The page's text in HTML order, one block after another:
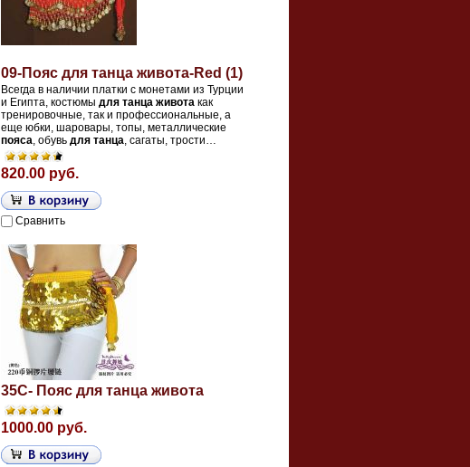
09-Пояс для танца живота-Red (1)
Всегда в наличии платки с монетами из Турции
и Египта, костюмы для танца живота как
тренировочные, так и профессиональные, а
еще юбки, шаровары, топы, металлические
пояса, обувь для танца, сагаты, трости…
820.00 руб.
Сравнить
35C- Пояс для танца живота
1000.00 руб.